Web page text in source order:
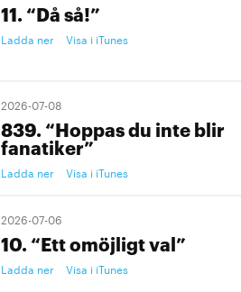
11. “Då så!”
Ladda ner Visa i iTunes
2026-07-08
839. “Hoppas du inte blir
fanatiker”
Ladda ner Visa i iTunes
2026-07-06
10. “Ett omöjligt val”
Ladda ner Visa i iTunes